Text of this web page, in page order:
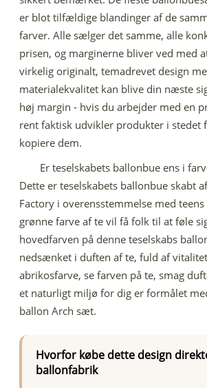
er blot tilfældige blandinger af de
farver. Alle sælger det samme, alle
prisen, og marginerne bliver ved med
virkelig originalt, temadrevet design
materialekvalitet kan blive din næste
høj margin - hvis du arbejder med en
rent faktisk udvikler produkter i stedet
kopiere dem.
Er teselskabets ballonbue ens i
Dette er teselskabets ballonbue skabt
Factory i overensstemmelse med teens
grønne farve af te vil få folk til at føle
hovedfarven på denne teselskabs
nedsænket i duften af ​​te, fuld af
abrikosfarve, se farven på te, smag
et naturligt miljø for dig er formålet
ballon Arch sæt.
Hvorfor købe dette design
ballonfabrik